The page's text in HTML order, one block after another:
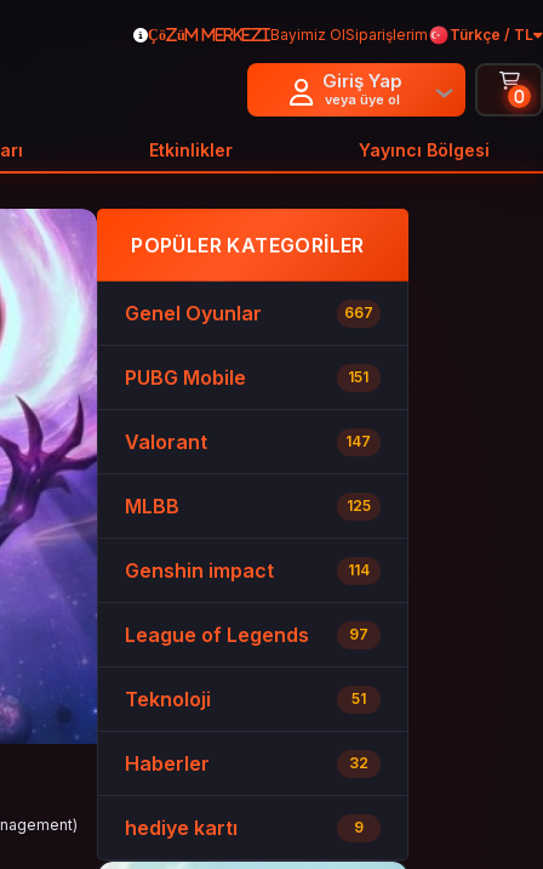
Çözüm MerkeziBayimiz OlSiparişlerim Türkçe / TL
Giriş Yap
veya üye ol 0
Etkinlikler Yayıncı Bölgesi
POPÜLER KATEGORILER
Genel Oyunlar 667
PUBG Mobile 151
Valorant 147
MLBB 125
Genshin impact 114
League of Legends 97
Teknoloji 51
Haberler 32
hediye kartı 9